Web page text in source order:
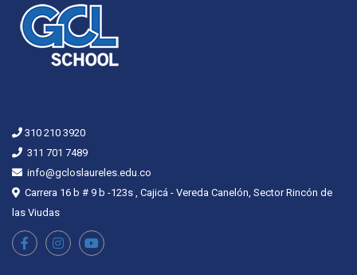
310 210 3920
311 701 7489
info@gcloslaureles.edu.co
Carrera 16 b # 9 b -123s , Cajicá - Vereda Canelón, Sector Rincón de
las Viudas